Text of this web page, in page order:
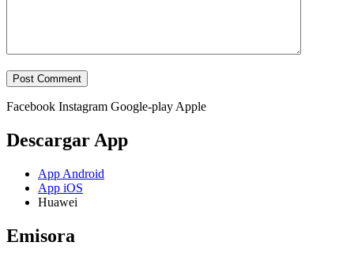
Facebook Instagram Google-play Apple
Descargar App
App Android
App iOS
Huawei
Emisora